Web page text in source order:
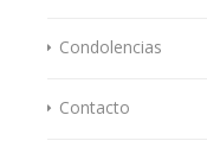
Condolencias
Contacto